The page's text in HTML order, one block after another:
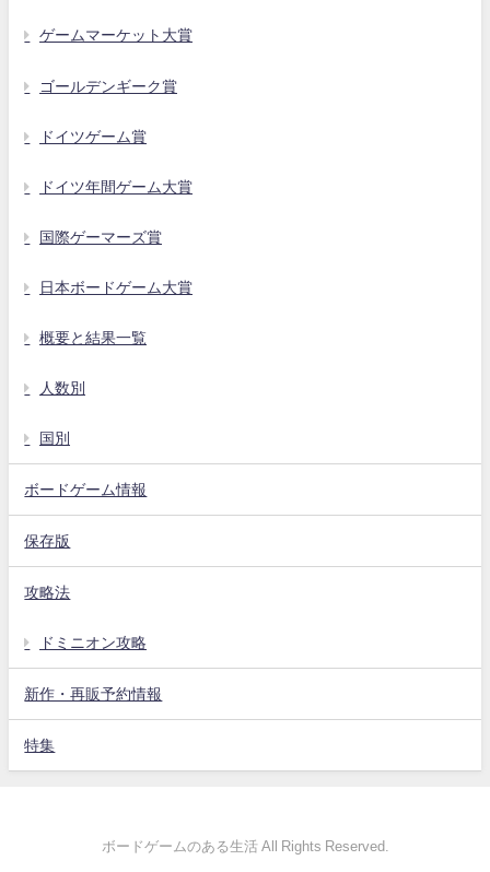
ゲームマーケット大賞
ゴールデンギーク賞
ドイツゲーム賞
ドイツ年間ゲーム大賞
国際ゲーマーズ賞
日本ボードゲーム大賞
概要と結果一覧
人数別
国別
ボードゲーム情報
保存版
攻略法
ドミニオン攻略
新作・再販予約情報
特集
ボードゲームのある生活 All Rights Reserved.